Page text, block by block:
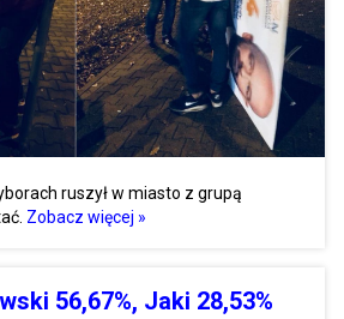
ruszył w miasto z grupą
Zobacz więcej »
56,67%, Jaki 28,53%